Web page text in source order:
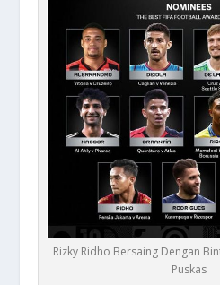
Rizky Ridho Bersaing Dengan
Puskas